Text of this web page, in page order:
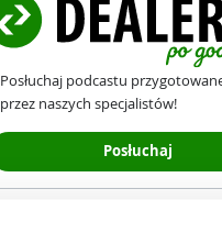
Posłuchaj podcastu
przez naszych specjalistów!
Posłuchaj